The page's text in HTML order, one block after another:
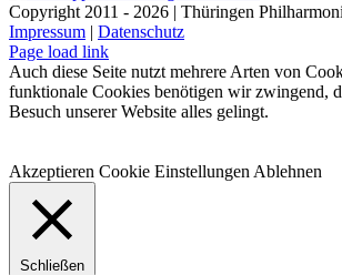
Copyright 2011 - 2026 | Thüringen
Impressum | Datenschutz
Facebook
Instagram
WhatsApp
YouTube
E-
Mail
Telefon
Page load link
Auch diese Seite nutzt mehrere Arten von
funktionale Cookies benötigen wir zwingend,
Besuch unserer Website alles gelingt.
Akzeptieren Cookie Einstellungen Ablehnen
Schließen